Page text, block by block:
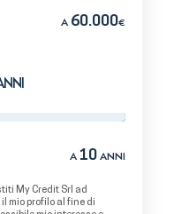
A 60.000€
A10ANNI
My Credit Srl ad
mio profilo al fine di